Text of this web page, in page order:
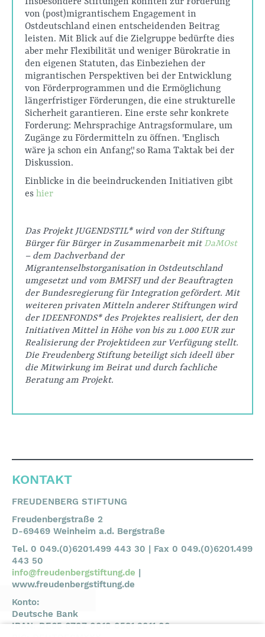
von (post)migrantischem Engagement in
Ostdeutschland einen entscheidenden Beitrag
leisten. Mit Blick auf die Zielgruppe bedürfte dies
aber mehr Flexibilität und weniger Bürokratie in
den eigenen Statuten, das Einbeziehen der
migrantischen Perspektiven bei der Entwicklung
von Förderprogrammen und die Ermöglichung
längerfristiger Förderungen, die eine strukturelle
Sicherheit garantieren. Eine erste sehr konkrete
Forderung: Mehrsprachige Antragsformulare, um
Zugänge zu Fördermitteln zu öffnen. "Englisch
wäre ja schon ein Anfang", so Rama Taktak bei der
Diskussion.
Einblicke in die beeindruckenden Initiativen gibt
es hier
Das Projekt JUGENDSTIL* wird von der Stiftung
Bürger für Bürger in Zusammenarbeit mit DaMOst
– dem Dachverband der
Migrantenselbstorganisation in Ostdeutschland
umgesetzt und vom BMFSFJ und der Beauftragten
der Bundesregierung für Integration gefördert. Mit
weiteren privaten Mitteln anderer Stiftungen wird
der IDEENFONDS* des Projektes realisiert, der den
Initiativen Mittel in Höhe von bis zu 1.000 EUR zur
Realisierung der Projektideen zur Verfügung stellt.
Die Freudenberg Stiftung beteiligt sich ideell über
die Mitwirkung im Beirat und durch fachliche
Beratung am Projekt.
KONTAKT
FREUDENBERG STIFTUNG
Freudenbergstraße 2
D-69469 Weinheim a.d. Bergstraße
Tel. 0 049.(0)6201.499 443 30 | Fax 0 049.(0)6201.499
443 50
info@freudenbergstiftung.de |
www.freudenbergstiftung.de
Konto:
Deutsche Bank
IBAN: DE65 6707 0010 0581 2011 00